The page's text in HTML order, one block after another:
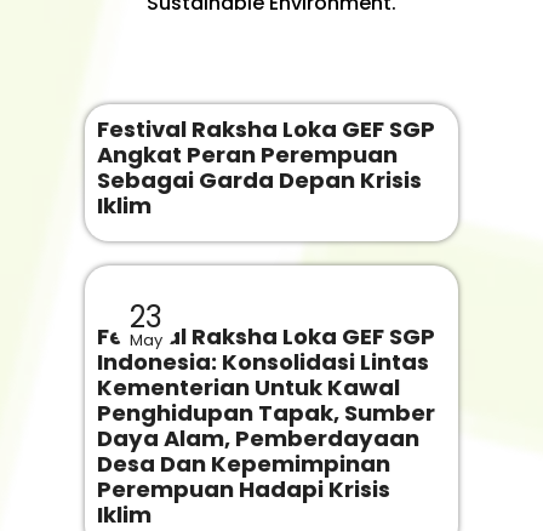
Festival Raksha Loka GEF SGP
Angkat Peran Perempuan
Sebagai Garda Depan Krisis
Iklim
23
May
Festival Raksha Loka GEF SGP
Indonesia: Konsolidasi Lintas
Kementerian Untuk Kawal
Penghidupan Tapak, Sumber
Daya Alam, Pemberdayaan
Desa Dan Kepemimpinan
Perempuan Hadapi Krisis
Iklim